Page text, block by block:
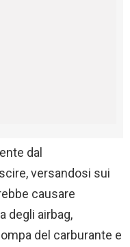
dal
versandosi sui
causare
degli airbag,
del carburante e